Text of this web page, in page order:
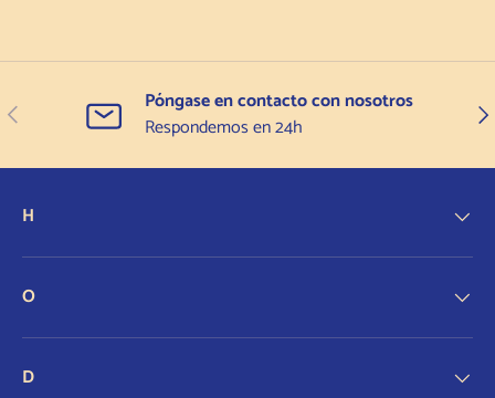
Anterior
Póngase en contacto con nosotros
Respondemos en 24h
H
O
D